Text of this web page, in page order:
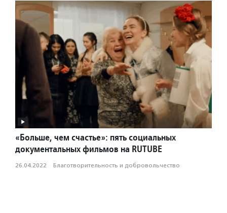
«Больше, чем счастье»: пять социальных
документальных фильмов на RUTUBE
26.04.2022 · Благотвори­тель­ность и доброволь­чест­во